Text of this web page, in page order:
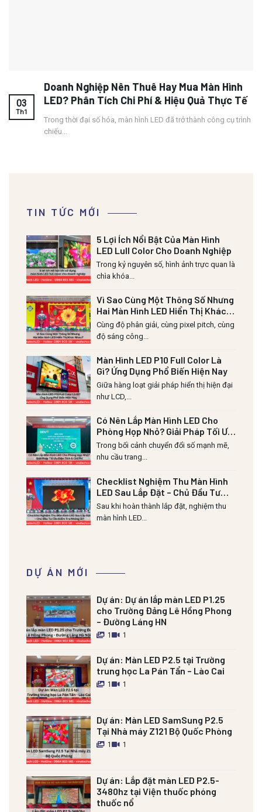
TIN TỨC MỚI
5 Lợi Ích Nổi Bật Của Màn Hình
LED Lull Color Cho Doanh Nghiệp
Trong kỷ nguyên số, hình ảnh trực quan là
chìa khóa...
Vì Sao Cùng Một Thông Số Nhưng
Hai Màn Hình LED Hiển Thị Khác
Nhau?
Cùng độ phân giải, cùng pixel pitch, cùng
độ sáng công...
Màn Hình LED P10 Full Color Là
Gì? Ứng Dụng Phổ Biến Hiện Nay
Giữa hàng loạt giải pháp hiển thị hiện đại
như LCD,...
Có Nên Lắp Màn Hình LED Cho
Phòng Họp Nhỏ? Giải Pháp Tối Ưu
Diện Tích & Chi Phí
Trong bối cảnh chuyển đổi số mạnh mẽ,
nhu cầu trang...
Checklist Nghiệm Thu Màn Hình
LED Sau Lắp Đặt – Chủ Đầu Tư
Cần Kiểm Tra Những Gì?
Sau khi hoàn thành lắp đặt, nghiệm thu
màn hình LED...
DỰ ÁN MỚI
Dự án: Dự án lắp màn LED P1.25
cho Trường Đảng Lê Hồng Phong
– Đường Láng HN
1 1
Dự án: Màn LED P2.5 tại Trường
trung học La Pán Tẩn – Lào Cai
1 1
Dự án: Màn LED SamSung P2.5
Tại Nhà máy Z121 Bộ Quốc Phòng
1 1
Dự án: Lắp đặt màn LED P2.5-
3480hz tại Viện thuốc phóng
thuốc nổ
Doanh Nghiệp Nên Thuê Hay Mua Màn Hình
LED? Phân Tích Chi Phí & Hiệu Quả Thực Tế
Trong thời đại số hóa, màn hình LED đã trở thành công cụ trình
chiếu...
03
Th1